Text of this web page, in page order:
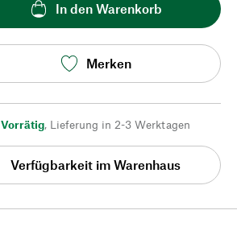
In den Warenkorb
Merken
Vorrätig, Lieferung in 2-3 Werktagen
Verfügbarkeit im Warenhaus